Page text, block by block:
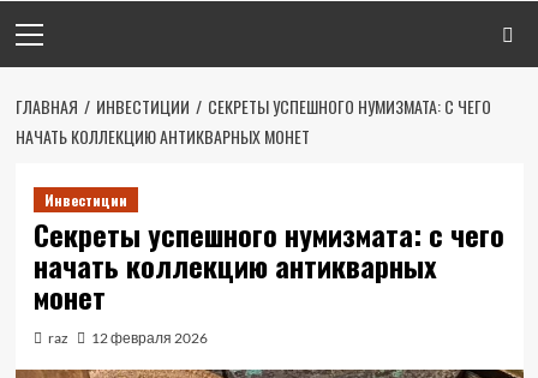
меню
ГЛАВНАЯ ИНВЕСТИЦИИ
СЕКРЕТЫ УСПЕШНОГО НУМИЗМАТА: С ЧЕГО
НАЧАТЬ КОЛЛЕКЦИЮ АНТИКВАРНЫХ МОНЕТ
Инвестиции
Секреты успешного нумизмата: с чего
начать коллекцию антикварных
монет
raz 12 февраля 2026